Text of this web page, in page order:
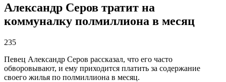
Александр Серов тратит на
коммуналку полмиллиона в месяц
235
Певец Александр Серов рассказал, что его часто
обворовывают, и ему приходится платить за содержание
своего жилья по полмиллиона в месяц.